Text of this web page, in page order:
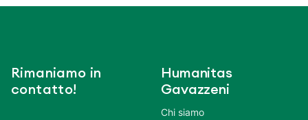
Rimaniamo in
contatto!
Humanitas
Gavazzeni
Chi siamo